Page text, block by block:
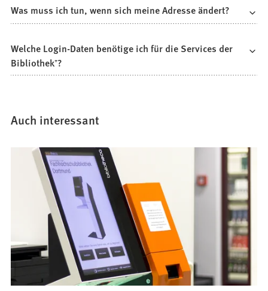
Was muss ich tun, wenn sich meine Adresse ändert?
Welche Login-Daten benötige ich für die Services der
Bibliothek⁺?
Auch interessant